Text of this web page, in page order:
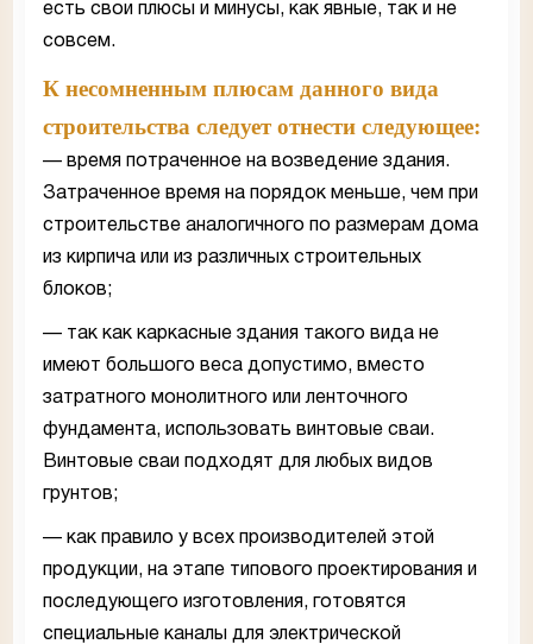
есть свои плюсы и минусы, как явные, так и не
совсем.
К несомненным плюсам данного вида
строительства следует отнести следующее:
— время потраченное на возведение здания.
Затраченное время на порядок меньше, чем при
строительстве аналогичного по размерам дома
из кирпича или из различных строительных
блоков;
— так как каркасные здания такого вида не
имеют большого веса допустимо, вместо
затратного монолитного или ленточного
фундамента, использовать винтовые сваи.
Винтовые сваи подходят для любых видов
грунтов;
— как правило у всех производителей этой
продукции, на этапе типового проектирования и
последующего изготовления, готовятся
специальные каналы для электрической